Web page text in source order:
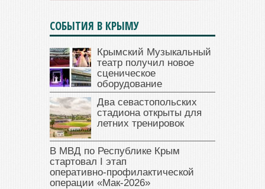
СОБЫТИЯ В КРЫМУ
Крымский Музыкальный
театр получил новое
сценическое
оборудование
Два севастопольских
стадиона открыты для
летних тренировок
В МВД по Республике Крым
стартовал I этап
оперативно‑профилактической
операции «Мак‑2026»